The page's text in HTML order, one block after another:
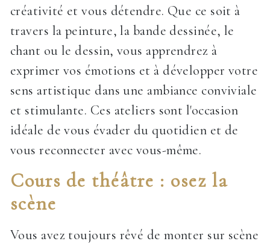
créativité et vous détendre. Que ce soit à
travers la peinture, la bande dessinée, le
chant ou le dessin, vous apprendrez à
exprimer vos émotions et à développer votre
sens artistique dans une ambiance conviviale
et stimulante. Ces ateliers sont l'occasion
idéale de vous évader du quotidien et de
vous reconnecter avec vous-même.
Cours de théâtre : osez la
scène
Vous avez toujours rêvé de monter sur scène